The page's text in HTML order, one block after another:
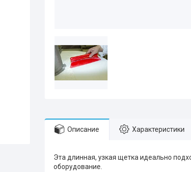
Описание Характеристики
Эта длинная, узкая щетка идеально
оборудование.